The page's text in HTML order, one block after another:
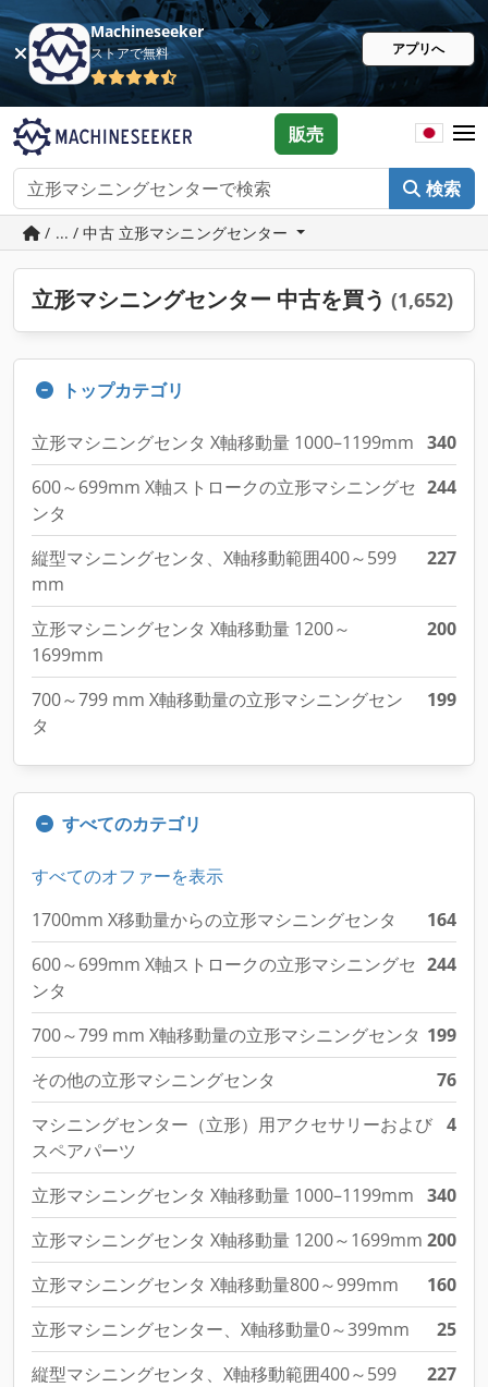
Machineseeker
ストアで無料 アプリへ
検索
販売
/ ... / 中古 立形マシニングセンター
立形マシニングセンター 中古を買う (1,652)
トップカテゴリ
立形マシニングセンタ X軸移動量 1000–1199mm 340
600～699mm X軸ストロークの立形マシニングセ
ンタ
244
縦型マシニングセンタ、X軸移動範囲400～599
mm
227
立形マシニングセンタ X軸移動量 1200～
1699mm
200
700～799 mm X軸移動量の立形マシニングセン
タ
199
すべてのカテゴリ
すべてのオファーを表示
1700mm X移動量からの立形マシニングセンタ
164
600～699mm X軸ストロークの立形マシニングセ
ンタ
244
700～799 mm X軸移動量の立形マシニングセンタ 199
その他の立形マシニングセンタ
76
マシニングセンター（立形）用アクセサリーおよび
スペアパーツ
4
立形マシニングセンタ X軸移動量 1000–1199mm 340
立形マシニングセンタ X軸移動量 1200～1699mm 200
立形マシニングセンタ X軸移動量800～999mm
160
立形マシニングセンター、X軸移動量0～399mm
25
縦型マシニングセンタ、X軸移動範囲400～599
227